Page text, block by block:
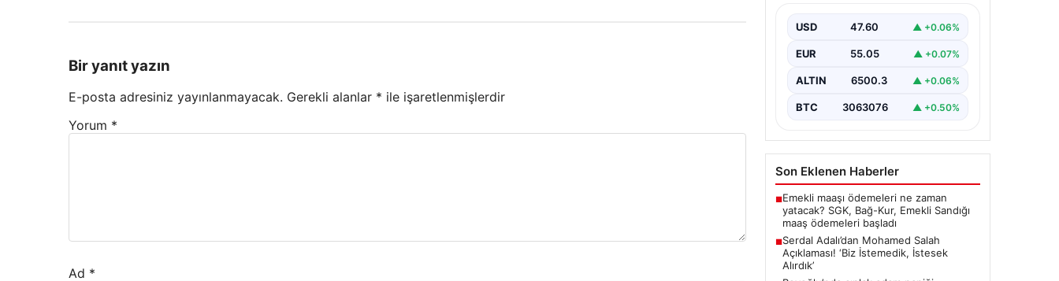
Bir yanıt yazın
E-posta adresiniz yayınlanmayacak. Gerekli alanlar * ile işaretlenmişlerdir
Yorum *
Ad *
İstemedik, İstesek
Alırdık’
futbol dünyasında sıkça gündeme
ilgili önemli…
USD 47.60 ▲ +0.06%
EUR 55.05 ▲ +0.07%
ALTIN 6500.3 ▲ +0.06%
BTC 3063076 ▲ +0.50%
Son Eklenen Haberler
■Emekli maaşı ödemeleri ne zaman
yatacak? SGK, Bağ-Kur, Emekli Sandığı
maaş ödemeleri başladı
■Serdal Adalı’dan Mohamed Salah
Açıklaması! ‘Biz İstemedik, İstesek
Alırdık’